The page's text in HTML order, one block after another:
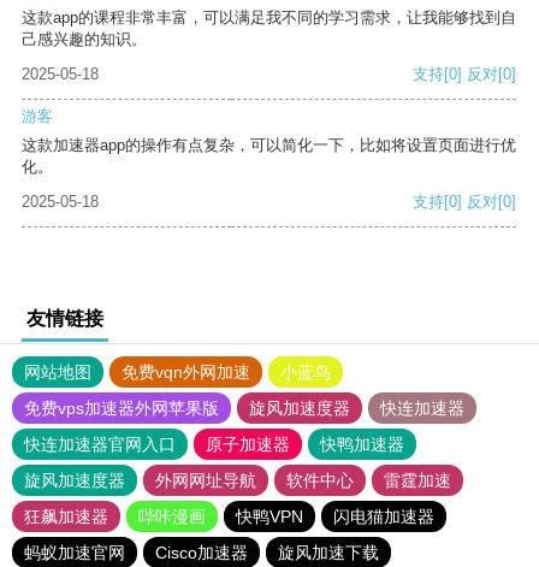
这款app的课程非常丰富，可以满足我不同的学习需求，让我能够找到自
己感兴趣的知识。
2025-05-18
支持[0] 反对[0]
游客
这款加速器app的操作有点复杂，可以简化一下，比如将设置页面进行优
化。
2025-05-18
支持[0] 反对[0]
友情链接
网站地图 免费vqn外网加速
小蓝鸟
免费vps加速器外网苹果版
旋风加速度器
快连加速器
快连加速器官网入口
原子加速器
快鸭加速器
旋风加速度器
外网网址导航 软件中心
雷霆加速
狂飙加速器
哔咔漫画 快鸭VPN
闪电猫加速器
蚂蚁加速官网
Cisco加速器 旋风加速下载